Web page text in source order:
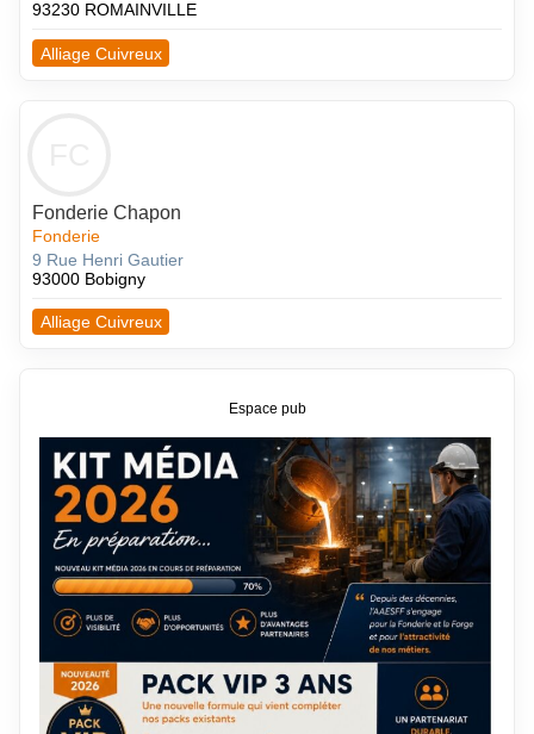
93230 ROMAINVILLE
Alliage Cuivreux
Fonderie Chapon
Fonderie
9 Rue Henri Gautier
93000 Bobigny
Alliage Cuivreux
Espace pub